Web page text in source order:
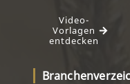
Video-
Vorlagen
entdecken